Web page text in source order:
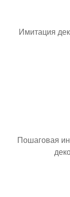
Имитация
Пошаговая